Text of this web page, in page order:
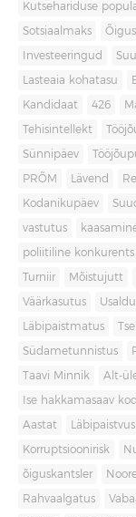
Kutsehariduse
Sotsiaalmaks
Investeeringud
Lasteaia kohatasu
Kandidaat 426
Tehisintellekt
Sünnipäev
PRÕM Lävend
Kodanikupäev
vastutus
poliitiline konkurents
Turniir Mõistujutt
Väärkasutus
Läbipaistmatus
Südametunnistus
Taavi Minnik Alt-
Ise hakkamasaav
Aastat Läbipaistvus
Korruptsioonirisk
õiguskantsler
Rahvaalgatus